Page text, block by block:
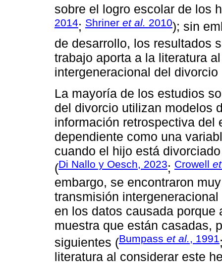
sobre el logro escolar de los
2014; Shriner et al. 2010); sin
de desarrollo, los resultados
trabajo aporta a la literatura
intergeneracional del
La mayoría de los estudios
del divorcio utilizan modelos
información retrospectiva del
dependiente como una
cuando el hijo está
(Di Nallo y Oesch, 2023; Crowell
embargo, se encontraron
transmisión
en los datos causada
muestra que están casadas,
siguientes (Bumpass et al., 1991
literatura al considerar este